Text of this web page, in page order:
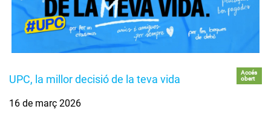
UPC, la millor decisió de la teva vida
Accés
obert
16 de març 2026